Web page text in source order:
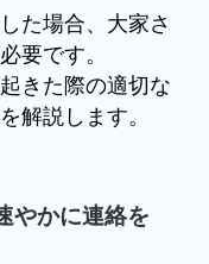
た場合、大家さ
要です。
きた際の適切な
解説します。
やかに連絡を